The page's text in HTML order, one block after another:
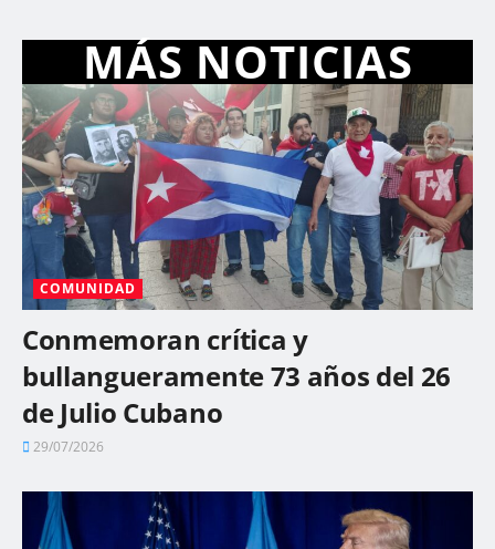
MÁS NOTICIAS
COMUNIDAD
Conmemoran crítica y
bullangueramente 73 años del 26
de Julio Cubano
29/07/2026